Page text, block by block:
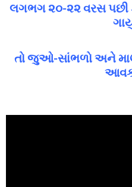
લગભગ ૨૦-૨૨ વરસ પછી
તો જુઓ-સાંભળો અને